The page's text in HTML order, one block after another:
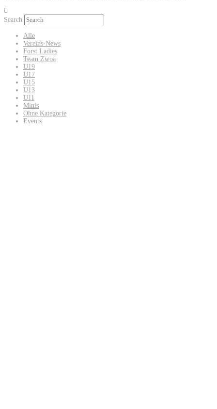
Search
Alle
Vereins-News
Forst Ladies
Team Zwoa
U19
U17
U15
U13
U11
Minis
Ohne Kategorie
Events